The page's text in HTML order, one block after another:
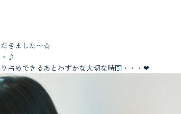
だきました〜☆
・♪
占めできるあとわずかな大切な時間・・・❤